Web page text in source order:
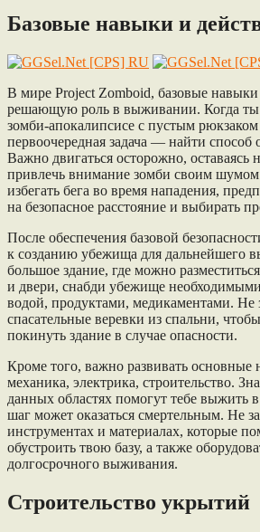
Базовые навыки и
В мире Project Zomboid, базовые
решающую роль в выживании. Когда ты
зомби-апокалипсисе с пустым
первоочередная задача — найти способ
Важно двигаться осторожно, оставаясь
привлечь внимание зомби своим
избегать бега во время нападения,
на безопасное расстояние и выбирать
После обеспечения базовой
к созданию убежища для дальнейшего
большое здание, где можно
и двери, снабди убежище
водой, продуктами, медикаментами. Не
спасательные веревки из спальни,
покинуть здание в случае опасности.
Кроме того, важно развивать основные
механика, электрика, строительство.
данных областях помогут тебе выжить
шаг может оказаться смертельным. Не
инструментах и материалах, которые
обустроить твою базу, а также
долгосрочного выживания.
Строительство укрытий